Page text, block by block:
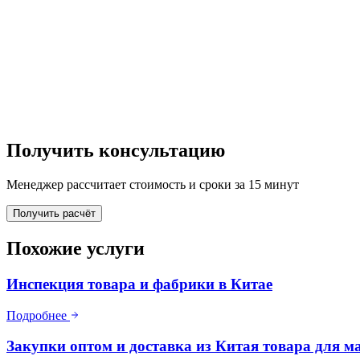
Получить консультацию
Менеджер рассчитает стоимость и сроки за 15 минут
Получить расчёт
Похожие услуги
Инспекция товара и фабрики в Китае
Подробнее
Закупки оптом и доставка из Китая товара для